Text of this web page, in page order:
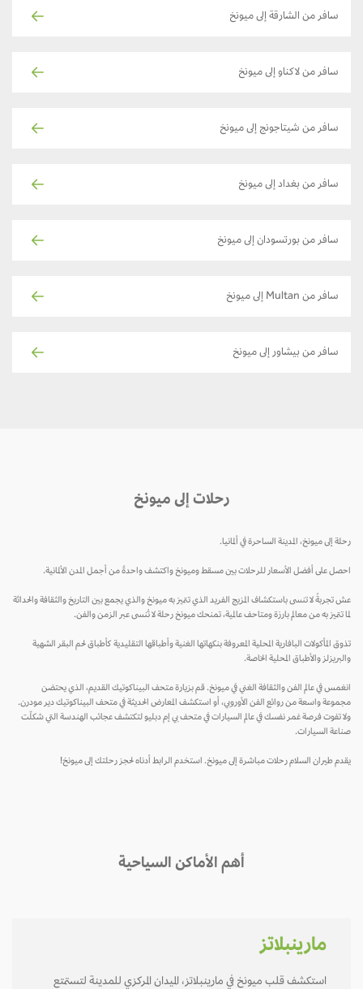
سافر من الشارقة إلى ميونخ
سافر من لاكناو إلى ميونخ
سافر من شيتاجونج إلى ميونخ
سافر من بغداد إلى ميونخ
سافر من بورتسودان إلى ميونخ
سافر من Multan إلى ميونخ
سافر من بيشاور إلى ميونخ
رحلات إلى ميونخ
رحلة إلى ميونخ، المدينة الساحرة في ألمانيا.
احصل على أفضل الأسعار للرحلات بين مسقط وميونخ واكتشف واحدةً من أجمل المدن الألمانية.
عش تجربةً لا تنسى باستكشاف المزيج الفريد الذي تتميز به ميونخ والذي يجمع بين التاريخ والثقافة والحداثة
لما تتميز به من معالم بارزة ومتاحف عالمية، تمنحك ميونخ رحلة لا تُنسى عبر الزمن والفن.
تذوق المأكولات البافارية المحلية المعروفة بنكهاتها الغنية وأطباقها التقليدية كأطباق لحم البقر الشهية
والبريزلز والأطباق المحلية الخاصة.
انغمس في عالم الفن والثقافة الغني في ميونخ. قم بزيارة متحف البيناكوتيك القديم، الذي يحتضن
مجموعة واسعة من روائع الفن الأوروبي، أو استكشف المعارض الحديثة في متحف البيناكوتيك دير مودرن.
ولا تفوت فرصة غمر نفسك في عالم السيارات في متحف بي إم دبليو لتكتشف عجائب الهندسة التي شكلّت
صناعة السيارات.
يقدم طيران السلام رحلات مباشرة إلى ميونخ. استخدم الرابط أدناه لحجز رحلتك إلى ميونخ!
أهم الأماكن السياحية
مارينبلاتز
استكشف قلب ميونخ في مارينبلاتز، الميدان المركزي للمدينة لتستمتع